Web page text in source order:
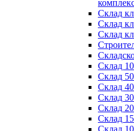
Склад
Склад
Склад
Склад
Склад
Склад
Склад
Склад
Склад